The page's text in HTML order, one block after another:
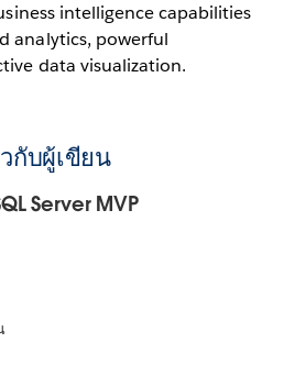
intelligence capabilities
analytics, powerful
data visualization.
กับผู้เขียน
Server MVP